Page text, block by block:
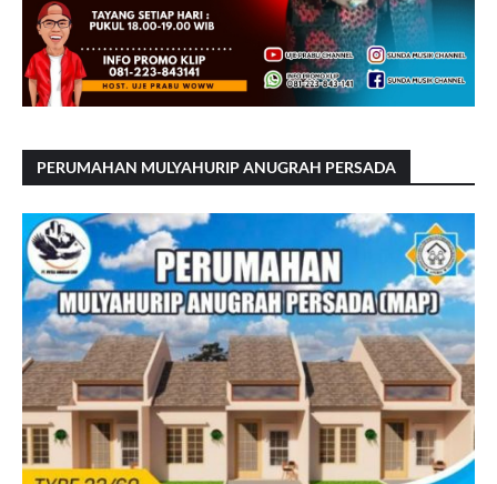
PERUMAHAN MULYAHURIP ANUGRAH PERSADA